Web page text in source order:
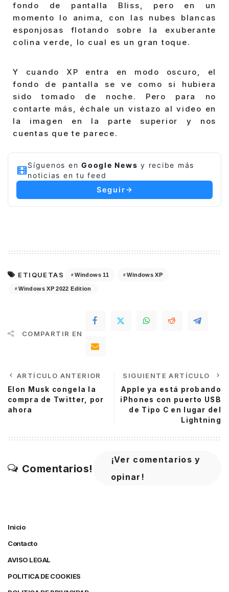
fondo de pantalla Bliss, pero en un
momento lo anima, con las nubes blancas
esponjosas flotando sobre la exuberante
colina verde, lo cual es un gran toque.
Y cuando XP entra en modo oscuro, el
fondo de pantalla se ve como si hubiera
sido tomado de noche. Pero para no
contarte más, échale un vistazo al video en
la imagen en la parte superior y nos
cuentas que te parece.
Síguenos en Google News y recibe más
noticias en tu feed
Seguir
ETIQUETAS Windows 11 Windows XP
Windows XP 2022 Edition
COMPARTIR EN
ARTÍCULO ANTERIOR
Elon Musk congela la
compra de Twitter, por
ahora
SIGUIENTE ARTÍCULO
Apple ya está probando
iPhones con puerto USB
de Tipo C en lugar del
Lightning
Comentarios!
¡Ver comentarios y
opinar!
Inicio
Contacto
AVISO LEGAL
POLITICA DE COOKIES